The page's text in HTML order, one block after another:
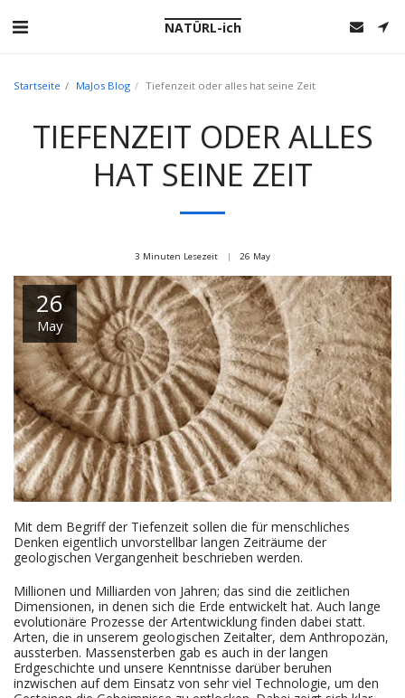
NATÜRL-ich
Startseite MaJos Blog Tiefenzeit oder alles hat seine Zeit
TIEFENZEIT ODER ALLES
HAT SEINE ZEIT
3 Minuten Lesezeit 26 May
26
May
Mit dem Begriff der Tiefenzeit sollen die für menschliches
Denken eigentlich unvorstellbar langen Zeiträume der
geologischen Vergangenheit beschrieben werden.
Millionen und Milliarden von Jahren; das sind die zeitlichen
Dimensionen, in denen sich die Erde entwickelt hat. Auch lange
evolutionäre Prozesse der Artentwicklung finden dabei statt.
Arten, die in unserem geologischen Zeitalter, dem Anthropozän,
aussterben. Massensterben gab es auch in der langen
Erdgeschichte und unsere Kenntnisse darüber beruhen
inzwischen auf dem Einsatz von sehr viel Technologie, um den